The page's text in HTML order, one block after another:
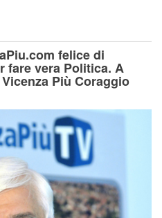
felice di
fare vera Politica. A
Più Coraggio